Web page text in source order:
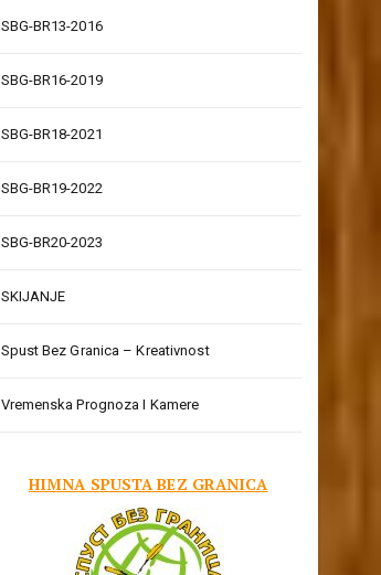
SBG-BR13-2016
SBG-BR16-2019
SBG-BR18-2021
SBG-BR19-2022
SBG-BR20-2023
SKIJANJE
Spust Bez Granica – Kreativnost
Vremenska Prognoza I Kamere
HIMNA SPUSTA BEZ GRANICA